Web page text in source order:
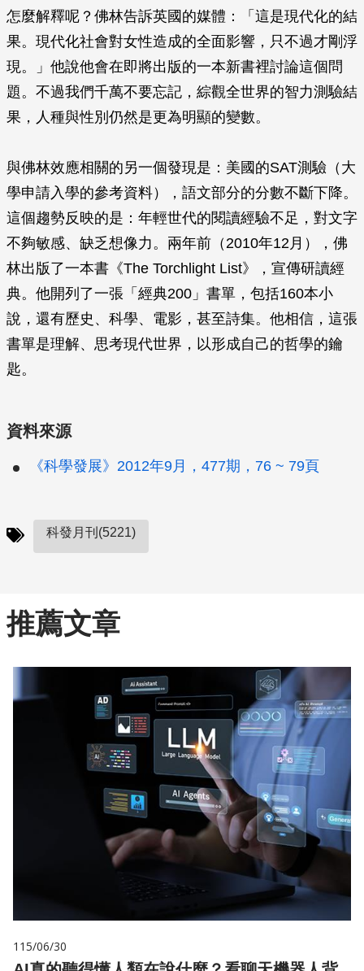
怎麼解釋呢？佛林告訴英國的媒體：「這是現代化的結
果。現代化社會對女性造成的全面影響，只不過才剛浮
現。」他說他會在即將出版的一本新書裡討論這個問
題。不過我們千萬不要忘記，綜觀全世界的智力測驗結
果，人種與性別仍然是更為明顯的變數。
與佛林效應相關的另一個發現是：美國的SAT測驗（大
學申請入學的參考資料），語文部分的分數不斷下降。
這個趨勢反映的是：年輕世代的閱讀經驗不足，對文字
不夠敏感、缺乏想像力。兩年前（2010年12月），佛
林出版了一本書《The Torchlight List》，宣傳研讀經
典。他開列了一張「經典200」書單，包括160本小
說，還有歷史、科學、電影，甚至詩集。他相信，這張
書單是理解、思考現代世界，以形成自己的哲學的鑰
匙。
資料來源
《科學發展》2012年9月，477期，76 ~ 79頁
科發月刊(5221)
推薦文章
115/06/30